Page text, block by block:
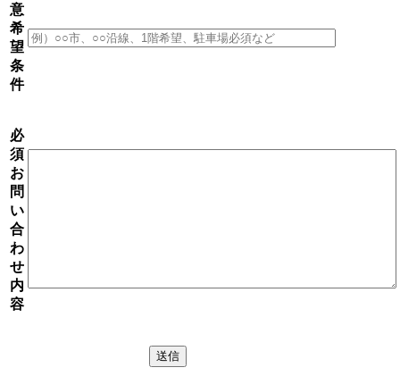
意
希
望
条
件
必
須
お
問
い
合
わ
せ
内
容